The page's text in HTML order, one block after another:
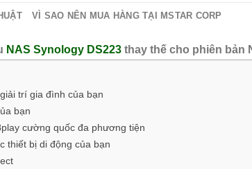
VÌ SAO NÊN MUA HÀNG TẠI MSTAR CORP
NAS Synology DS223 thay thế cho phiên bản
trí gia đình của bạn
bạn
cường quốc đa phương tiện
thiết bị di động của bạn